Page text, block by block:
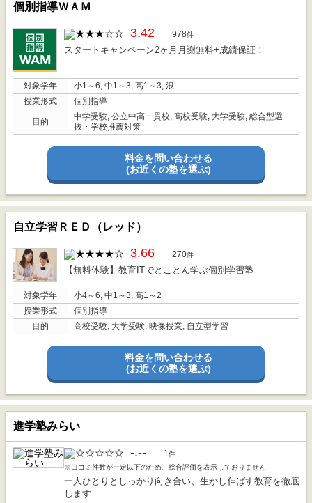
個別指導ＷＡＭ
3.42 978件
スタートキャンペーン2ヶ月月謝無料+成績保証！
対象学年
小1～6, 中1～3, 高1～3, 浪
授業形式
個別指導
目的
中学受験, 公立中高一貫校, 高校受験, 大学受験, 総合型選
抜・学校推薦対策
料金を問い合わせる
(お近くの塾を選ぶ)
自立学習ＲＥＤ（レッド）
3.66 270件
【無料体験】教育ITでとことん学ぶ個別学習塾
対象学年
小4～6, 中1～3, 高1～2
授業形式
個別指導
目的
高校受験, 大学受験, 映像授業, 自立型学習
料金を問い合わせる
(お近くの塾を選ぶ)
進学塾みらい
-.-- 1件
※口コミ件数が一定以下のため、総合評価を表示しておりません
一人ひとりとしっかり向き合い、生かし伸ばす教育を徹底
します